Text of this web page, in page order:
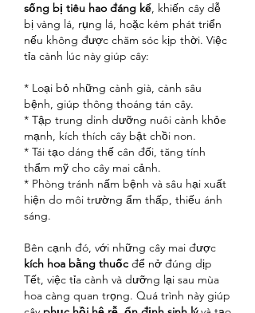
sống bị tiêu hao đáng kể, khiến cây dễ
bị vàng lá, rụng lá, hoặc kém phát triển
nếu không được chăm sóc kịp thời. Việc
tỉa cành lúc này giúp cây:
* Loại bỏ những cành già, cành sâu
bệnh, giúp thông thoáng tán cây.
* Tập trung dinh dưỡng nuôi cành khỏe
mạnh, kích thích cây bật chồi non.
* Tái tạo dáng thế cân đối, tăng tính
thẩm mỹ cho cây mai cảnh.
* Phòng tránh nấm bệnh và sâu hại xuất
hiện do môi trường ẩm thấp, thiếu ánh
sáng.
kích hoa bằng thuốc để nở đúng dịp
Tết, việc tỉa cành và dưỡng lại sau mùa
hoa càng quan trọng. Quá trình này giúp